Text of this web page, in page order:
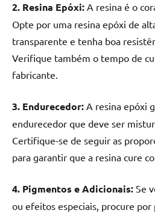
2. Resina Epóxi: A resina é o
Opte por uma resina epóxi de
transparente e tenha boa
Verifique também o tempo de
fabricante.
3. Endurecedor: A resina epóxi
endurecedor que deve ser
Certifique-se de seguir as
para garantir que a resina cure
4. Pigmentos e Adicionais: Se
ou efeitos especiais, procure